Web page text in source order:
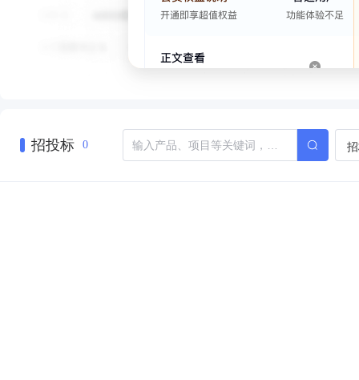
招投标 0